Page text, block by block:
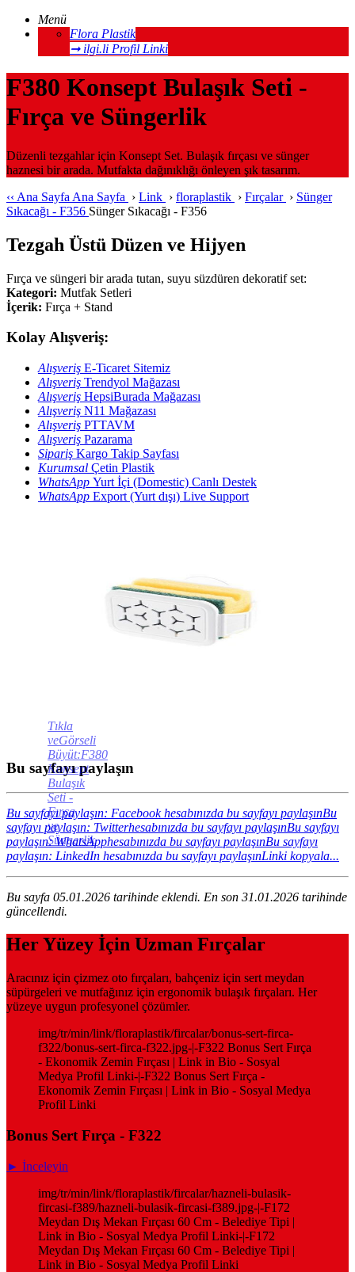
Menü
Flora Plastik
➞ ilgi.li Profil Linki
F380 Konsept Bulaşık Seti -
Fırça ve Süngerlik
Düzenli tezgahlar için Konsept Set. Bulaşık fırçası ve sünger
haznesi bir arada. Mutfakta dağınıklığı önleyen şık tasarım.
‹‹ Ana Sayfa Ana Sayfa › Link › floraplastik › Fırçalar › Sünger
Sıkacağı - F356 Sünger Sıkacağı - F356
Tezgah Üstü Düzen ve Hijyen
Fırça ve süngeri bir arada tutan, suyu süzdüren dekoratif set:
Kategori: Mutfak Setleri
İçerik: Fırça + Stand
Kolay Alışveriş:
Alışveriş E-Ticaret Sitemiz
Alışveriş Trendyol Mağazası
Alışveriş HepsiBurada Mağazası
Alışveriş N11 Mağazası
Alışveriş PTTAVM
Alışveriş Pazarama
Sipariş Kargo Takip Sayfası
Kurumsal Çetin Plastik
WhatsApp Yurt İçi (Domestic) Canlı Destek
WhatsApp Export (Yurt dışı) Live Support
Tıkla
veGörseli
Büyüt:F380
Konsept
Bulaşık
Seti -
Fırça
ve
Süngerlik
Bu sayfayı paylaşın
Bu sayfayı paylaşın: Facebook hesabınızda bu sayfayı paylaşınBu
sayfayı paylaşın: Twitterhesabınızda bu sayfayı paylaşınBu sayfayı
paylaşın: WhatsApphesabınızda bu sayfayı paylaşınBu sayfayı
paylaşın: LinkedIn hesabınızda bu sayfayı paylaşınLinki kopyala...
Bu sayfa 05.01.2026 tarihinde eklendi. En son 31.01.2026 tarihinde
güncellendi.
Her Yüzey İçin Uzman Fırçalar
Aracınız için çizmez oto fırçaları, bahçeniz için sert meydan
süpürgeleri ve mutfağınız için ergonomik bulaşık fırçaları. Her
yüzeye uygun profesyonel çözümler.
img/tr/min/link/floraplastik/fircalar/bonus-sert-firca-
f322/bonus-sert-firca-f322.jpg-|-F322 Bonus Sert Fırça
- Ekonomik Zemin Fırçası | Link in Bio - Sosyal
Medya Profil Linki-|-F322 Bonus Sert Fırça -
Ekonomik Zemin Fırçası | Link in Bio - Sosyal Medya
Profil Linki
Bonus Sert Fırça - F322
► İnceleyin
img/tr/min/link/floraplastik/fircalar/hazneli-bulasik-
fircasi-f389/hazneli-bulasik-fircasi-f389.jpg-|-F172
Meydan Dış Mekan Fırçası 60 Cm - Belediye Tipi |
Link in Bio - Sosyal Medya Profil Linki-|-F172
Meydan Dış Mekan Fırçası 60 Cm - Belediye Tipi |
Link in Bio - Sosyal Medya Profil Linki